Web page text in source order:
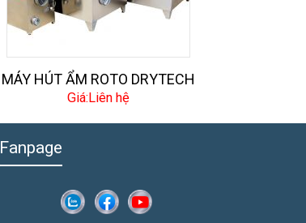
MÁY HÚT ẨM ROTO DRYTECH
Giá:Liên hệ
Fanpage